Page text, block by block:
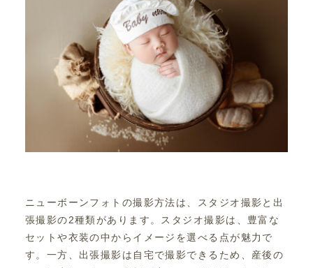
ニューボーンフォトの撮影方法は、スタジオ撮影と出
張撮影の2種類があります。スタジオ撮影は、豊富な
セットや衣装の中からイメージを選べる点が魅力で
す。一方、出張撮影は自宅で撮影できるため、産後の